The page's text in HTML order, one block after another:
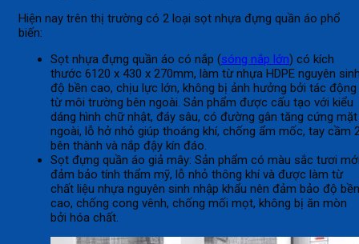
Hiện nay trên thị trường có 2 loại sọt nhựa đựng quần áo phổ
biến:
Sọt nhựa đựng quần áo có nắp (sóng nắp lớn) có kích
thước 6120 x 430 x 270mm, làm từ nhựa HDPE nguyên
độ bền cao, chịu lực lớn, không bị ảnh hưởng bởi tác động
từ môi trường bên ngoài. Sản phẩm được cấu tạo với kiểu
dáng hình chữ nhật, đáy sâu, có đường gân tăng cứng mặt
ngoài, lỗ hở nhỏ giúp thoáng khí, chống ẩm mốc, tay cầm
bên thành và nắp đậy kín đáo.
Sọt đựng quần áo giả mây: Sản phẩm có màu sắc tươi
đảm bảo tính thẩm mỹ, lỗ nhỏ thông khí và được làm từ
chất liệu nhựa nguyên sinh nhập khẩu nên đảm bảo độ bền
cao, chống cong vênh, chống mối mọt, không bị ăn mòn
bởi hóa chất.